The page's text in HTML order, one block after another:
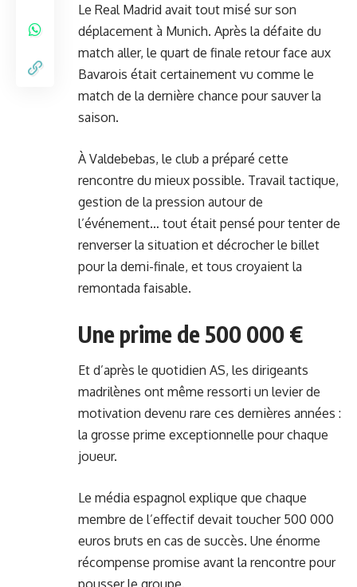
Le Real Madrid avait tout misé sur son
déplacement à Munich. Après la défaite du
match aller, le quart de finale retour face aux
Bavarois était certainement vu comme le
match de la dernière chance pour sauver la
saison.
À Valdebebas, le club a préparé cette
rencontre du mieux possible. Travail tactique,
gestion de la pression autour de
l’événement… tout était pensé pour tenter de
renverser la situation et décrocher le billet
pour la demi-finale, et tous croyaient la
remontada faisable.
Une prime de 500 000 €
Et d’après le quotidien AS, les dirigeants
madrilènes ont même ressorti un levier de
motivation devenu rare ces dernières années :
la grosse prime exceptionnelle pour chaque
joueur.
Le média espagnol explique que chaque
membre de l’effectif devait toucher 500 000
euros bruts en cas de succès. Une énorme
récompense promise avant la rencontre pour